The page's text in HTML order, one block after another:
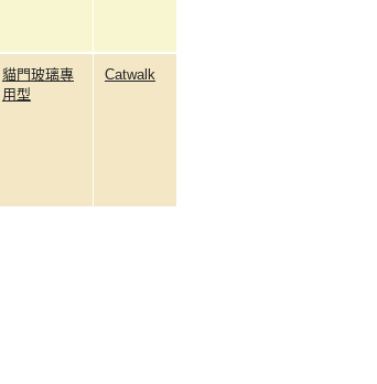
貓門玻璃專
用型
Catwalk